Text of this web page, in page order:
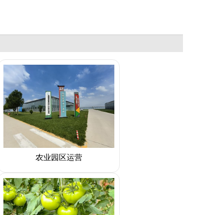
农业园区运营